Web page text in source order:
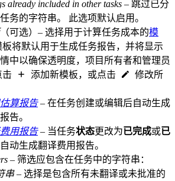
already included in other tasks – 跳过已分
务的字符串。 此选项默认启用。
（可选）– 选择用于计算任务成本的模
板将默认用于生成任务报告，并将显示
中以确保透明度，项目所有者和管理员
击
添加新模板，或点击
修改所
算报告– 在任务创建或编辑后自动生成
告。
用报告– 当任务状态更改为已完成或已
动生成翻译费用报告。
– 筛选应包含在任务中的字符串：
串– 选择是包含所有未翻译或未批准的